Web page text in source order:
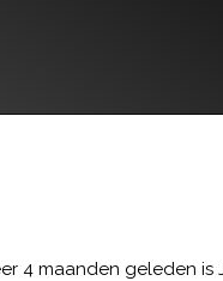
4 maanden geleden is